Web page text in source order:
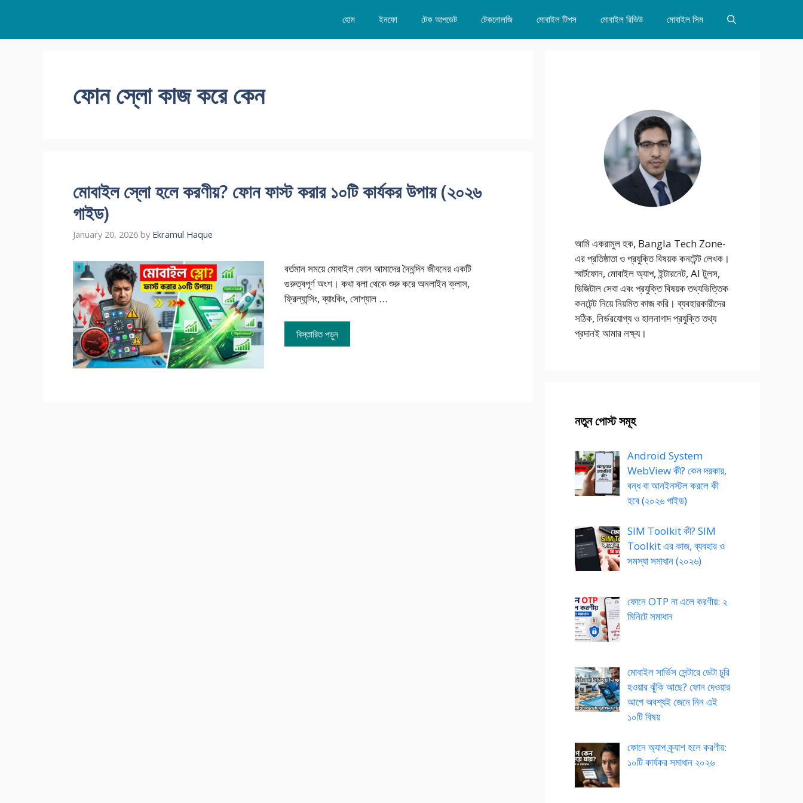
content
হোম ইনফো টেক আপডেট টেকনোলজি মোবাইল টিপস মোবাইল রিভিউ মোবাইল সিম
ফোন স্লো কাজ করে কেন
মোবাইল স্লো হলে করণীয়? ফোন ফাস্ট করার ১০টি কার্যকর উপায় (২০২৬
গাইড)
January 20, 2026 by Ekramul Haque
বর্তমান সময়ে মোবাইল ফোন আমাদের দৈনন্দিন জীবনের একটি
গুরুত্বপূর্ণ অংশ। কথা বলা থেকে শুরু করে অনলাইন ক্লাস,
ফ্রিল্যান্সিং, ব্যাংকিং, সোশ্যাল …
বিস্তারিত পড়ুন
আমি একরামুল হক, Bangla Tech Zone-
এর প্রতিষ্ঠাতা ও প্রযুক্তি বিষয়ক কনটেন্ট লেখক।
স্মার্টফোন, মোবাইল অ্যাপ, ইন্টারনেট, AI টুলস,
ডিজিটাল সেবা এবং প্রযুক্তি বিষয়ক তথ্যভিত্তিক
কনটেন্ট নিয়ে নিয়মিত কাজ করি। ব্যবহারকারীদের
সঠিক, নির্ভরযোগ্য ও হালনাগাদ প্রযুক্তি তথ্য
প্রদানই আমার লক্ষ্য।
নতুন পোস্ট সমূহ
Android System
WebView কী? কেন দরকার,
বন্ধ বা আনইনস্টল করলে কী
হবে (২০২৬ গাইড)
SIM Toolkit কী? SIM
Toolkit এর কাজ, ব্যবহার ও
সমস্যা সমাধান (২০২৬)
ফোনে OTP না এলে করণীয়: ২
মিনিটে সমাধান
মোবাইল সার্ভিস সেন্টারে ডেটা চুরি
হওয়ার ঝুঁকি আছে? ফোন দেওয়ার
আগে অবশ্যই জেনে নিন এই
১০টি বিষয়
ফোনে অ্যাপ ক্র্যাশ হলে করণীয়:
১০টি কার্যকর সমাধান ২০২৬